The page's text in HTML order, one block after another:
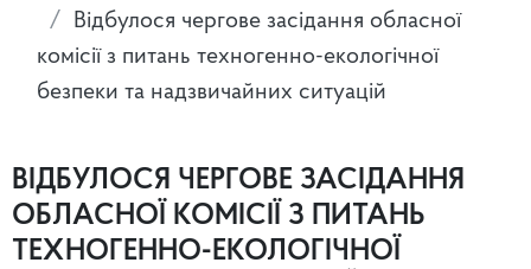
Відбулося чергове засідання обласної
комісії з питань техногенно-екологічної
безпеки та надзвичайних ситуацій
ВІДБУЛОСЯ ЧЕРГОВЕ ЗАСІДАННЯ
ОБЛАСНОЇ КОМІСІЇ З ПИТАНЬ
ТЕХНОГЕННО-ЕКОЛОГІЧНОЇ